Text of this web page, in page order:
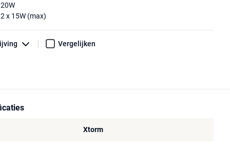
x 15W (max)
Vergelijken
Xtorm